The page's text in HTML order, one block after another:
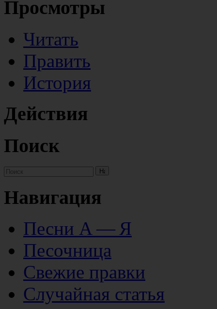
Просмотры
Читать
Править
История
Действия
Поиск
Навигация
Песни А — Я
Песочница
Свежие правки
Случайная статья